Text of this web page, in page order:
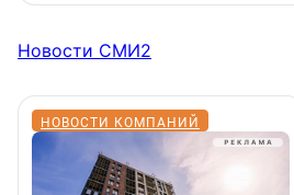
Новости СМИ2
НОВОСТИ КОМПАНИЙ